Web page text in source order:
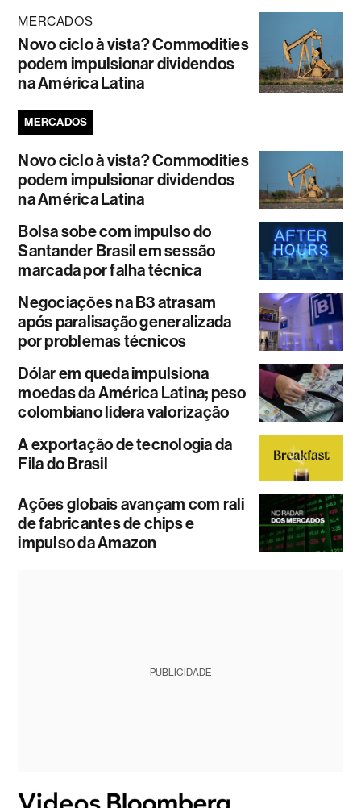
MERCADOS
Novo ciclo à vista? Commodities
podem impulsionar dividendos
na América Latina
MERCADOS
Novo ciclo à vista? Commodities
podem impulsionar dividendos
na América Latina
Bolsa sobe com impulso do
Santander Brasil em sessão
marcada por falha técnica
Negociações na B3 atrasam
após paralisação generalizada
por problemas técnicos
Dólar em queda impulsiona
moedas da América Latina; peso
colombiano lidera valorização
A exportação de tecnologia da
Fila do Brasil
Ações globais avançam com rali
de fabricantes de chips e
impulso da Amazon
PUBLICIDADE